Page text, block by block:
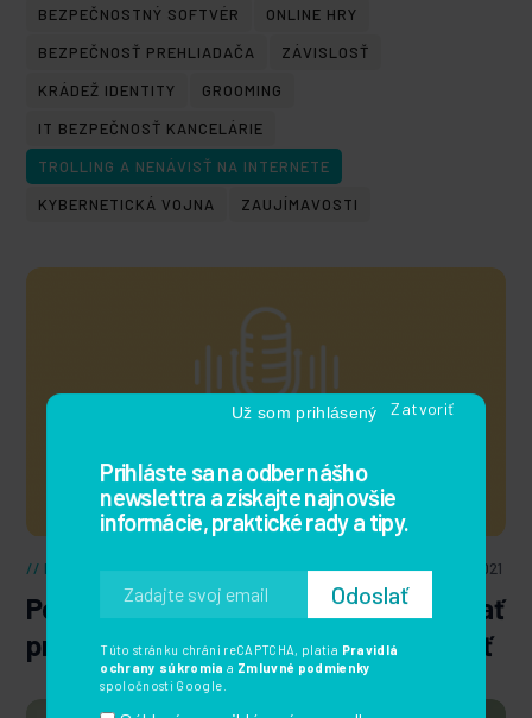
BEZPEČNOSTNÝ SOFTVÉR
ONLINE HRY
BEZPEČNOSŤ PREHLIADAČA
ZÁVISLOSŤ
KRÁDEŽ IDENTITY
GROOMING
IT BEZPEČNOSŤ KANCELÁRIE
TROLLING A NENÁVISŤ NA INTERNETE
KYBERNETICKÁ VOJNA
ZAUJÍMAVOSTI
IT bezpečnosť,Trolling a nenávisť na internete 14. septembra 2021
Podcast Klik špeciál:Ako identifikovať
profesionálneho trolla a ako sa brániť